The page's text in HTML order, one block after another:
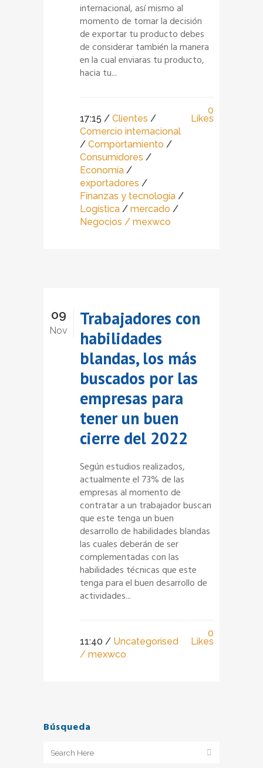
internacional, así mismo al
momento de tomar la decisión
de exportar tu producto debes
de considerar también la manera
en la cual enviaras tu producto,
hacia tu...
17:15 / Clientes /
Comercio internacional
/ Comportamiento /
Consumidores /
Economía /
exportadores /
Finanzas y tecnología /
Logística / mercado /
Negocios / mexwco
0
Likes
09
Nov
Trabajadores con
habilidades
blandas, los más
buscados por las
empresas para
tener un buen
cierre del 2022
Según estudios realizados,
actualmente el 73% de las
empresas al momento de
contratar a un trabajador buscan
que este tenga un buen
desarrollo de habilidades blandas
las cuales deberán de ser
complementadas con las
habilidades técnicas que este
tenga para el buen desarrollo de
actividades...
11:40 / Uncategorised
/ mexwco
0
Likes
Búsqueda